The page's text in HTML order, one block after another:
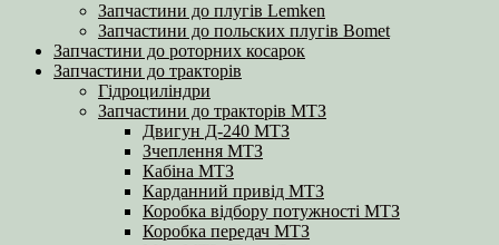
Запчастини до плугів Lemken
Запчастини до польских плугів Bomet
Запчастини до роторних косарок
Запчастини до тракторів
Гідроциліндри
Запчастини до тракторів МТЗ
Двигун Д-240 МТЗ
Зчеплення МТЗ
Кабіна МТЗ
Карданний привід МТЗ
Коробка відбору потужності МТЗ
Коробка передач МТЗ